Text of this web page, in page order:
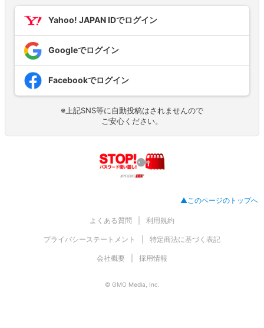
Yahoo! JAPAN IDでログイン
Googleでログイン
Facebookでログイン
※上記SNS等に自動投稿はされませんので
ご安心ください。
▲このページのトップへ
よくある質問 利用規約
プライバシーステートメント 特定商法に基づく表記
会社概要 採用情報
© GMO Media, Inc.